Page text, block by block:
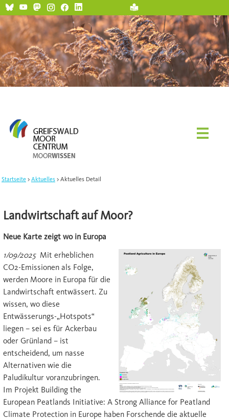
Startseite Aktuelles Aktuelles Detail
Landwirtschaft auf Moor?
Neue Karte zeigt wo in Europa
1/09/2025Mit erheblichen
CO2-Emissionen als Folge,
werden Moore in Europa für die
Landwirtschaft entwässert. Zu
wissen, wo diese
Entwässerungs-„Hotspots“
liegen – sei es für Ackerbau
oder Grünland – ist
entscheidend, um nasse
Alternativen wie die
Paludikultur voranzubringen.
Im Projekt Building the
European Peatlands Initiative: A Strong Alliance for Peatland
Climate Protection in Europe haben Forschende die aktuelle